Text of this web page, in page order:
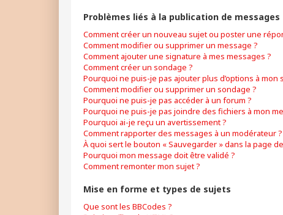
Problèmes liés à la publication de messages
Comment créer un nouveau sujet ou poster une
Comment modifier ou supprimer un message ?
Comment ajouter une signature à mes messages ?
Comment créer un sondage ?
Pourquoi ne puis-je pas ajouter plus d’options à mon
Comment modifier ou supprimer un sondage ?
Pourquoi ne puis-je pas accéder à un forum ?
Pourquoi ne puis-je pas joindre des fichiers à mon
Pourquoi ai-je reçu un avertissement ?
Comment rapporter des messages à un modérateur ?
À quoi sert le bouton « Sauvegarder » dans la page
Pourquoi mon message doit être validé ?
Comment remonter mon sujet ?
Mise en forme et types de sujets
Que sont les BBCodes ?